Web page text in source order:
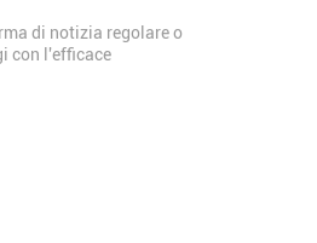
di notizia regolare o
con l'efficace